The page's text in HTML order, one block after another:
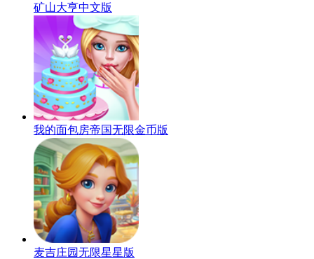
矿山大亨中文版
我的面包房帝国无限金币版
麦吉庄园无限星星版